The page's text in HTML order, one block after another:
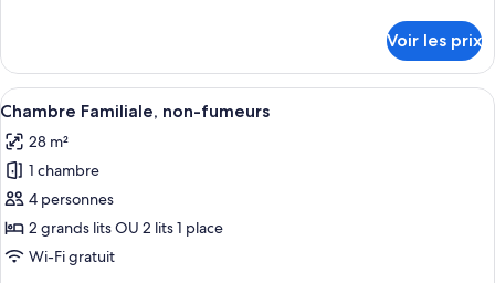
plusieurs
lits,
fumeurs,
chambres
communicantes
le
type
de
Chambre
Supérieure,
plusieurs
lits,
fumeurs,
chambres
communicantes
Voir les prix
Afficher
toutes
les
photos
pour
ce
type
Une chambre d’hôtel avec deux lits,
10
Chambre Familiale, non-fumeurs
28 m²
1 chambre
4 personnes
2 grands lits OU 2 lits 1 place
Wi-Fi gratuit